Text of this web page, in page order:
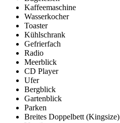
Kaffeemaschine
Wasserkocher
Toaster
Kühlschrank
Gefrierfach
Radio
Meerblick
CD Player
Ufer
Bergblick
Gartenblick
Parken
Breites Doppelbett (Kingsize)